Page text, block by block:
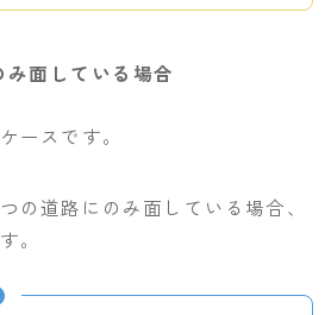
み面している場合
ースです。
の道路にのみ面している場合、
。